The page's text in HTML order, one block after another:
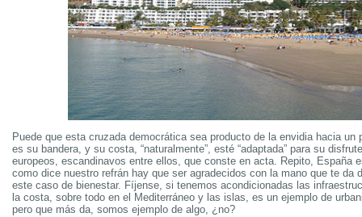
Puede que esta cruzada democrática sea producto de la envidia hacia un
es su bandera, y su costa, “naturalmente”, esté “adaptada” para su
europeos, escandinavos entre ellos, que conste en acta. Repito, España
como dice nuestro refrán hay que ser agradecidos con la mano que te da
este caso de bienestar. Fíjense, si tenemos acondicionadas las
la costa, sobre todo en el Mediterráneo y las islas, es un ejemplo de
pero que más da, somos ejemplo de algo, ¿no?